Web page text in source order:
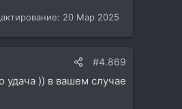
20 Мар 2025
#4.869
удача )) в вашем случае